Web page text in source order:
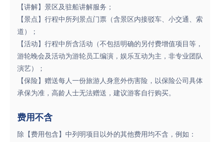
【讲解】景区及驻船讲解服务；
【景点】行程中所列景点门票（含景区内接驳车、小交通、索
道）；
【活动】行程中所含活动（不包括明确的另付费增值项目等，
游轮晚会及活动为游轮员工编演，娱乐互动为主，非专业团队
演艺）；
【保险】赠送每人一份旅游人身意外伤害险，以保险公司具体
承保为准，高龄人士无法赠送，建议游客自行购买。
费用不含
除【费用包含】中列明项目以外的其他费用均不含，例如：